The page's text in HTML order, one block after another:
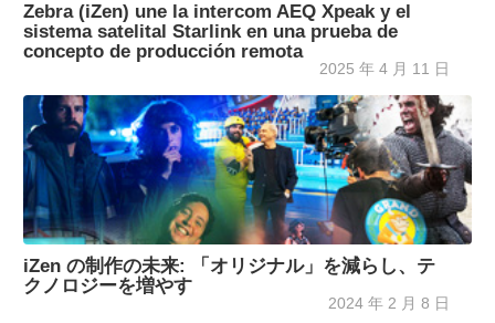
Zebra (iZen) une la intercom AEQ Xpeak y el
sistema satelital Starlink en una prueba de
concepto de producción remota
2025 年 4 月 11 日
iZen の制作の未来: 「オリジナル」を減らし、テ
クノロジーを増やす
2024 年 2 月 8 日